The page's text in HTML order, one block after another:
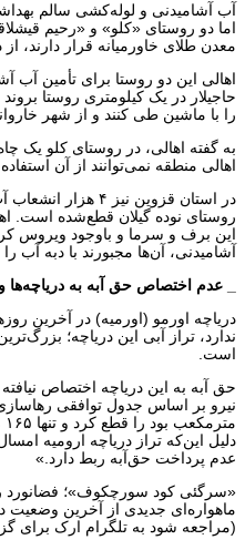
آب آشامیدنی و لوله‌کشی سالم
اما دو روستای «کلو» و «رحیم
معدن طلای خاورمیانه قرار دارند،
اهالی این دو روستا برای تأمین آب
را با ماشین طی کنند و از شهر
به گفته اهالی، در روستای کلو یک
اهالی منطقه نمی‌توانند از آن استفاده
در استان قزوین نیز
روستای نوده گیلان قطع‌شده است.
آشامیدنی، آن‌ها مجبورند با دبه آب
_ عدم اختصاص حق آبه به دریاچه‌ها و
دریاچه اورمو (اورمیه) در آخرین
ندارد، تراز آبی این دریاچه؛
است.
حق آبه به این دریاچه اختصاص
دلیل این‌که تراز دریاچه ارومیه
عدم پرداخت حق‌آبه ربط دارد.»
ماهواره‌ای جدیدی از آخرین وضعیت
(مراجعه شود به تلگرام ارک برای